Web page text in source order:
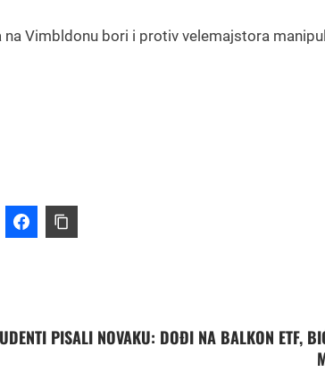
Vimbldonu bori i protiv velemajstora
PISALI NOVAKU: DOĐI NA BALKON ETF,